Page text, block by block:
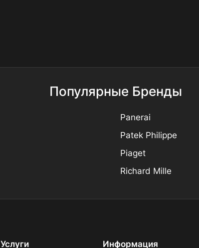
Популярные Бренды
Panerai
Patek Philippe
Piaget
Richard Mille
Услуги Информация